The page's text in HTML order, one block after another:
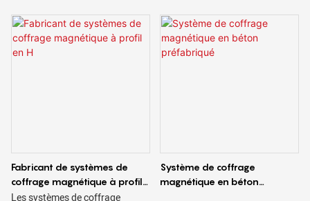
Fabricant de systèmes de
coffrage magnétique à profil
en H
Système de coffrage
magnétique en béton